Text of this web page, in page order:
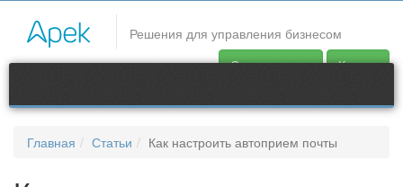
CRM системы
В статье рассмотрено на примерах и рисунках, как можно
Продукты
Контакты
Решения для управления бизнесом
Скачать демо
Купить
Главная Статьи Как настроить автоприем почты